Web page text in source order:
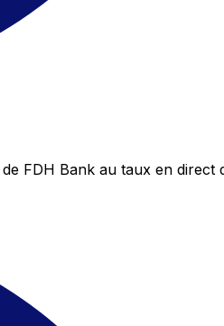
FDH Bank au taux en